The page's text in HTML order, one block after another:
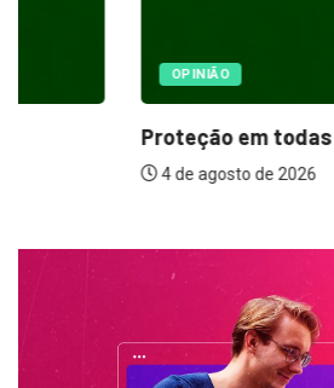
Proteção em todas as
4 de agosto de 2026